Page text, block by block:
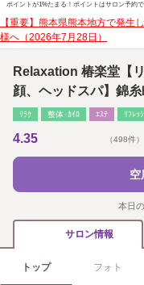
ポイントが1%たまる！ ポイントはサロン予約で
【重要】熊本県熊本地方で発生
様へ（2026年7月28日）
Relaxation 椿楽堂【
顔、ヘッドスパ】錦
ﾘﾗｸ 整体･ｶｲﾛ ｴｽﾃ ﾘﾌﾚｯ
4.35 （498件）
空
本日
サロン情報
トップ フォト